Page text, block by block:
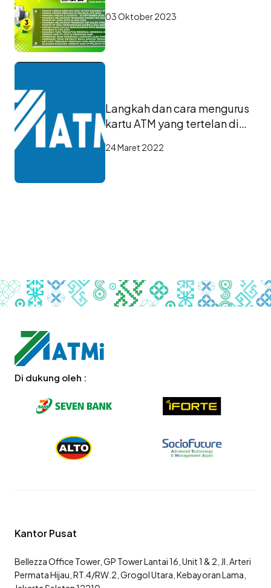
PERIODE KE-2
03 Oktober 2023
Langkah dan cara mengurus
kartu ATM yang tertelan di
24 Maret 2022
Di dukung oleh :
Kantor Pusat
Bellezza Office Tower, GP Tower Lantai 16, Unit 1 & 2, Jl. Arteri
Permata Hijau, RT.4/RW.2, Grogol Utara, Kebayoran Lama,